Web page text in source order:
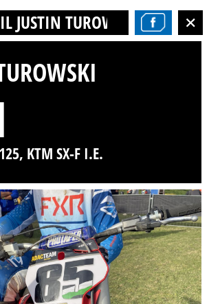
JUSTIN TUROWSKI
KTM SX-F I.E.